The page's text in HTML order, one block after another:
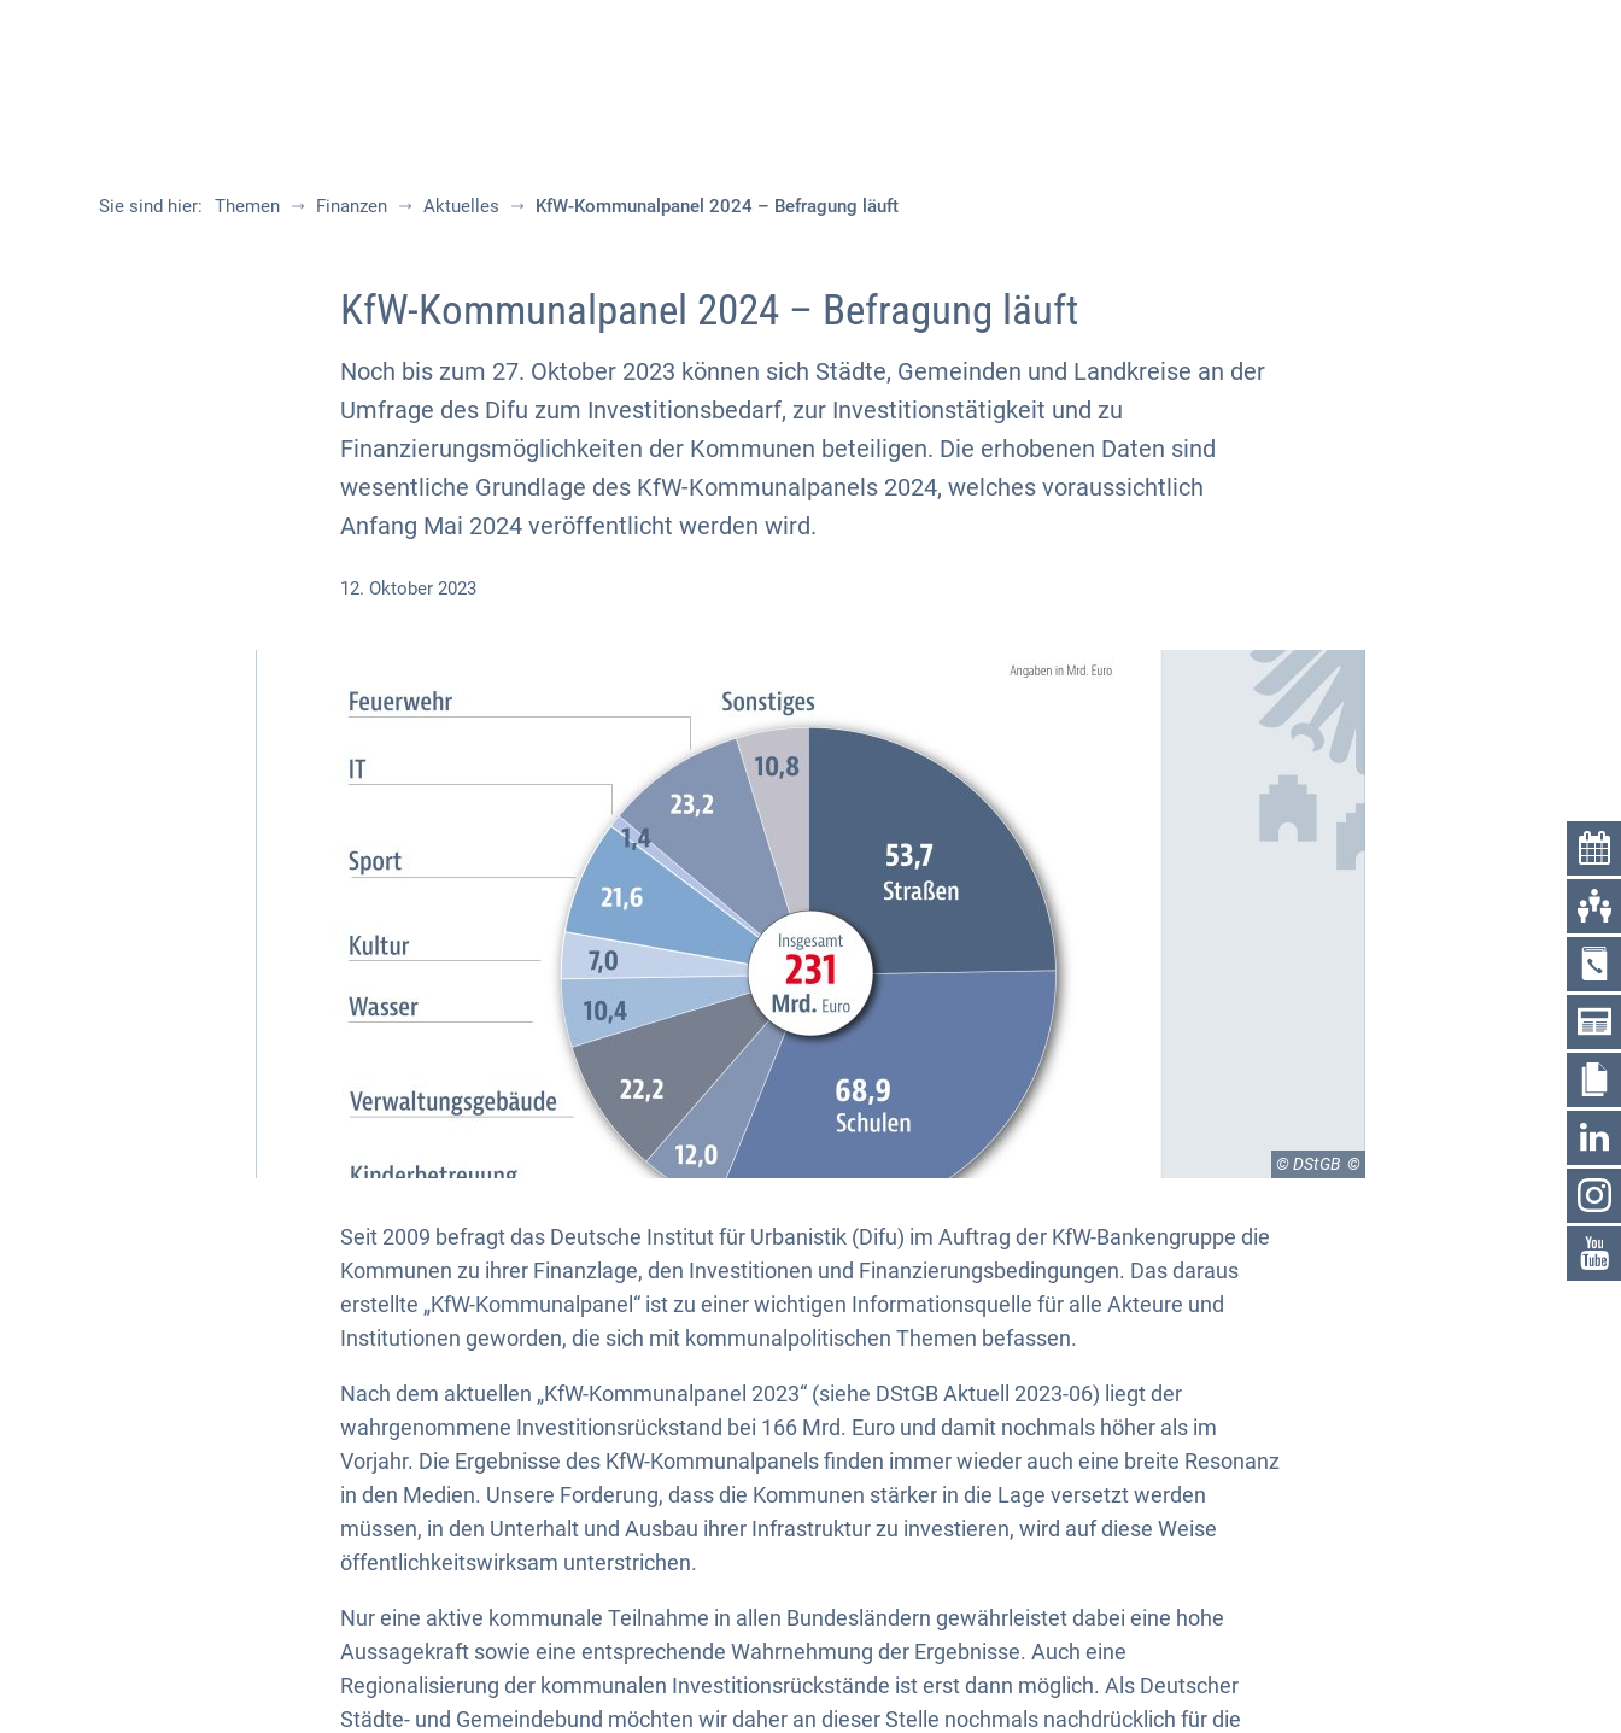
Sie sind hier: Themen Finanzen Aktuelles KfW-Kommunalpanel 2024 – Befragung läuft
KfW-Kommunalpanel 2024 – Befragung läuft
Noch bis zum 27. Oktober 2023 können sich Städte, Gemeinden und Landkreise an der
Umfrage des Difu zum Investitionsbedarf, zur Investitionstätigkeit und zu
Finanzierungsmöglichkeiten der Kommunen beteiligen. Die erhobenen Daten sind
wesentliche Grundlage des KfW-Kommunalpanels 2024, welches voraussichtlich
Anfang Mai 2024 veröffentlicht werden wird.
12. Oktober 2023
© DStGB
Seit 2009 befragt das Deutsche Institut für Urbanistik (Difu) im Auftrag der KfW-Bankengruppe die
Kommunen zu ihrer Finanzlage, den Investitionen und Finanzierungsbedingungen. Das daraus
erstellte „KfW-Kommunalpanel“ ist zu einer wichtigen Informationsquelle für alle Akteure und
Institutionen geworden, die sich mit kommunalpolitischen Themen befassen.
Nach dem aktuellen „KfW-Kommunalpanel 2023“ (siehe DStGB Aktuell 2023-06) liegt der
wahrgenommene Investitionsrückstand bei 166 Mrd. Euro und damit nochmals höher als im
Vorjahr. Die Ergebnisse des KfW-Kommunalpanels finden immer wieder auch eine breite Resonanz
in den Medien. Unsere Forderung, dass die Kommunen stärker in die Lage versetzt werden
müssen, in den Unterhalt und Ausbau ihrer Infrastruktur zu investieren, wird auf diese Weise
öffentlichkeitswirksam unterstrichen.
Nur eine aktive kommunale Teilnahme in allen Bundesländern gewährleistet dabei eine hohe
Aussagekraft sowie eine entsprechende Wahrnehmung der Ergebnisse. Auch eine
Regionalisierung der kommunalen Investitionsrückstände ist erst dann möglich. Als Deutscher
Städte- und Gemeindebund möchten wir daher an dieser Stelle nochmals nachdrücklich für die